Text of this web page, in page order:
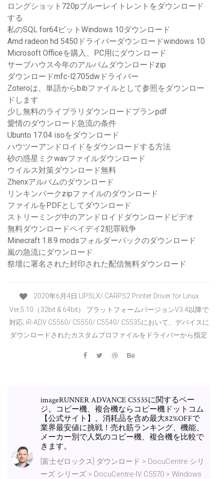
ロングショット720pブルーレイトレントをダウンロード
する
私のSQL for64ビットWindows 10ダウンロード
Amd radeon hd 5450ドライバーダウンロードwindows 10
Microsoft Officeを購入、PC用にダウンロード
サーブハウス今年のアルバムダウンロードzip
ダウンロードmfc-l2705dwドライバー
Zoteroは、単語からbibファイルとして参照をダウンロー
ドします
少し無料のライブラリダウンロードプランpdf
愛情のダウンロード急流の条件
Ubunto 17.04 isoをダウンロード
ハウツーアンドロイドをダウンロードする方法
砂の惑星ミクwavファイルダウンロード
ウイルス対策ダウンロード無料
Zhenxアルバムのダウンロード
リンキンパークzipファイルのダウンロード
ファイルをPDFとしてダウンロード
ストリーミング中のアンドロイドダウンロードビデオ
無料ダウンロードペイデイ2犯罪戦争
Minecraft 1.8.9 modsフォルダーパックのダウンロード
嵐の急流にダウンロード
祭壇に署名された封印された配信無料ダウンロード
2020年6月4日 LIPSLX/ CARPS2 Printer Driver for Linux
Ver.5.10（32bit & 64bit） プラットフォームバージョンV3.4以降で
対応; iR-ADV C5560/ C5550/ C5540/ C5535において、デバイスに
ダウンロードされたカスタムプロファイルをドライバーから指定
imageRUNNER ADVANCE C5535に関するペー
ジ。コピー機、複合機ならコピー機ドットコム
【公式サイト】。消耗品を含め最大82%OFFで
業界最安値に挑戦！売れ筋ランキング、機能、
メーカー別で人気のコピー機、複合機を比較で
きます。
[富士ゼロックス] ダウンロード > DocuCentre シリ
ーズ シリーズ > DocuCentre-IV C5570 > Windows